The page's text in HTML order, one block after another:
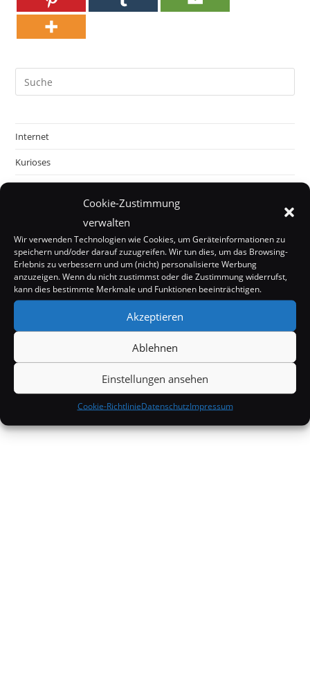
Cookie-Zustimmung
verwalten
Wir verwenden Technologien wie Cookies, um Geräteinformationen zu
speichern und/oder darauf zuzugreifen. Wir tun dies, um das Browsing-
Erlebnis zu verbessern und um (nicht) personalisierte Werbung
anzuzeigen. Wenn du nicht zustimmst oder die Zustimmung widerrufst,
kann dies bestimmte Merkmale und Funktionen beeinträchtigen.
Akzeptieren
Ablehnen
Einstellungen ansehen
Cookie-RichtlinieDatenschutzImpressum
Internet
Kurioses
Politik & Gesellschaft
Tecknik
Unterhaltung